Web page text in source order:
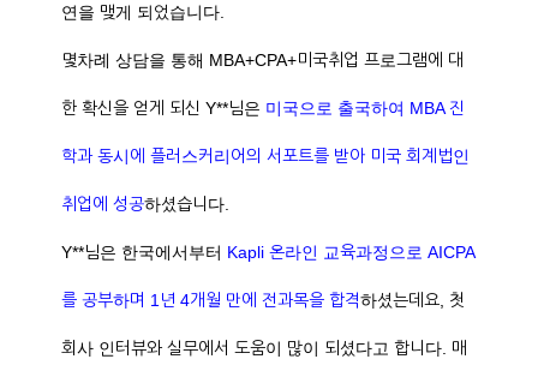
연을 맺게 되었습니다.
몇차례 상담을 통해 MBA+CPA+미국취업 프로그램에 대
한 확신을 얻게 되신 Y**님은 미국으로 출국하여 MBA 진
학과 동시에 플러스커리어의 서포트를 받아 미국 회계법인
취업에 성공하셨습니다.
Y**님은 한국에서부터 Kapli 온라인 교육과정으로 AICPA
를 공부하며 1년 4개월 만에 전과목을 합격하셨는데요, 첫
회사 인터뷰와 실무에서 도움이 많이 되셨다고 합니다. 매